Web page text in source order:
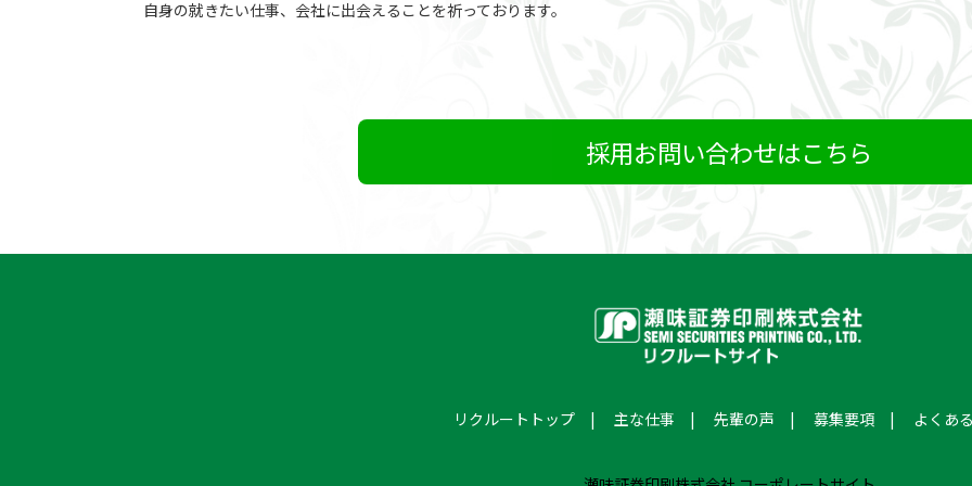
自身の就きたい仕事、会社に出会えることを祈っております。
採用お問い合わせはこちら
リクルートトップ 主な仕事 先輩の声 募集要項 よくあ